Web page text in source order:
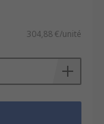
304,88 €/unité